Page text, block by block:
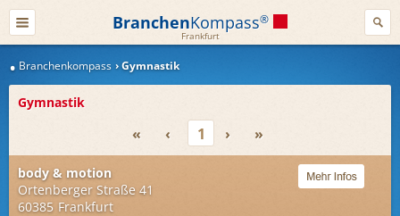
BranchenKompass®
Frankfurt
Branchenkompass Gymnastik
Gymnastik
« ‹ 1 › »
body & motion
Ortenberger Straße 41
60385 Frankfurt